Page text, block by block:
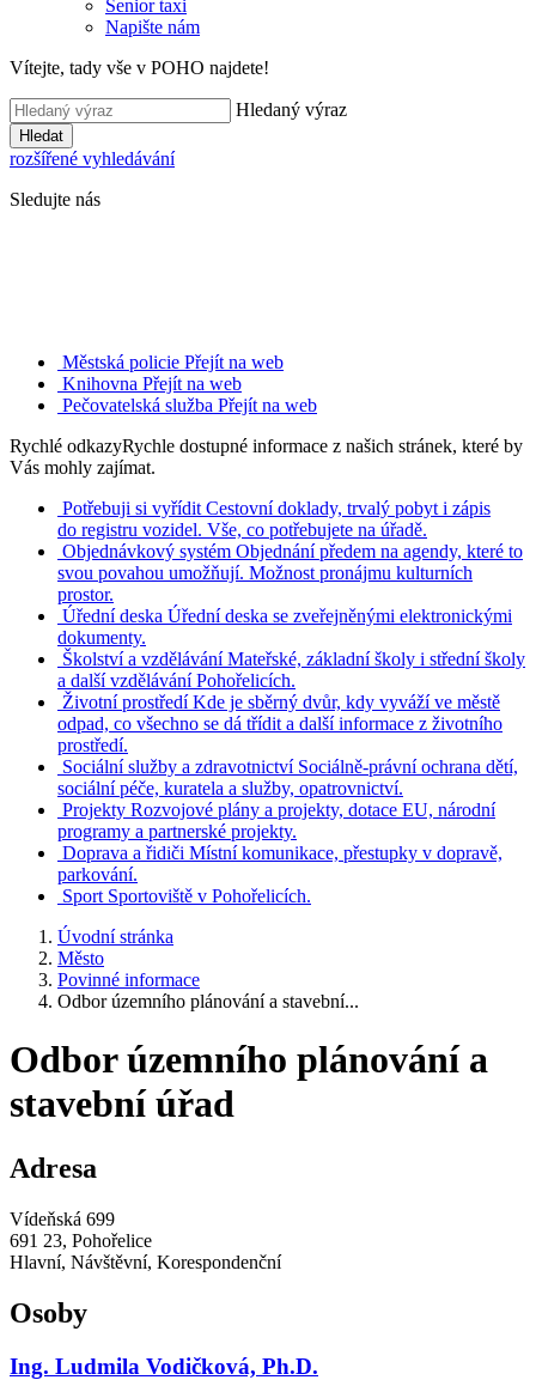
Senior taxi
Napište nám
Vítejte, tady vše v POHO najdete!
Hledaný výraz
Hledat
rozšířené vyhledávání
Sledujte nás
Městská policie Přejít na web
Knihovna Přejít na web
Pečovatelská služba Přejít na web
Rychlé odkazyRychle dostupné informace z našich stránek, které by
Vás mohly zajímat.
Potřebuji si vyřídit Cestovní doklady, trvalý pobyt i zápis
do registru vozidel. Vše, co potřebujete na úřadě.
Objednávkový systém Objednání předem na agendy, které to
svou povahou umožňují. Možnost pronájmu kulturních
prostor.
Úřední deska Úřední deska se zveřejněnými elektronickými
dokumenty.
Školství a vzdělávání Mateřské, základní školy i střední školy
a další vzdělávání Pohořelicích.
Životní prostředí Kde je sběrný dvůr, kdy vyváží ve městě
odpad, co všechno se dá třídit a další informace z životního
prostředí.
Sociální služby a zdravotnictví Sociálně-právní ochrana dětí,
sociální péče, kuratela a služby, opatrovnictví.
Projekty Rozvojové plány a projekty, dotace EU, národní
programy a partnerské projekty.
Doprava a řidiči Místní komunikace, přestupky v dopravě,
parkování.
Sport Sportoviště v Pohořelicích.
Úvodní stránka
Město
Povinné informace
Odbor územního plánování a stavební...
Odbor územního plánování a
stavební úřad
Adresa
Vídeňská 699
691 23, Pohořelice
Hlavní, Návštěvní, Korespondenční
Osoby
Ing. Ludmila Vodičková, Ph.D.